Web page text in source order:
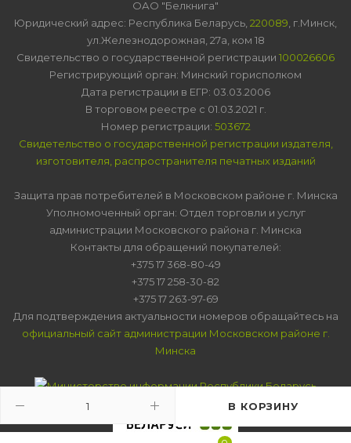
В КОРЗИНУ
ОАО "Белкнига"
Юридический адрес: Республика Беларусь, 220089 , г.Минск,
ул.Железнодорожная, 27а, ком 18
Свидетельство о государственной регистрации 100026606
Регистрирующий орган: Минский горисполком
Дата регистрации в ЕГР: 03.03.2006
В торговом реестре с 01.03.2021 г.
Номер регистрации: 503672
Свидетельство о государственной регистрации издателя,
изготовителя, распространителя печатных изданий
Защита прав потребителей в Московском районе г. Минска
Уполномоченный орган: Отдел торговли и услуг
администрации Московского района г. Минска
Контакты для обращений покупателей:
+375 17 368-80-49
+375 17 258-30-82
+375 17 263-97-69
Для подтверждения актуальности номеров обращайтесь на
официальный сайт администрации Московском районе г.
Минска